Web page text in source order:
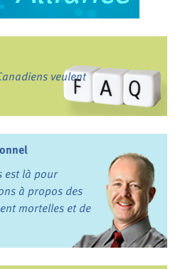
veulent
est là pour
à propos des
mortelles et de